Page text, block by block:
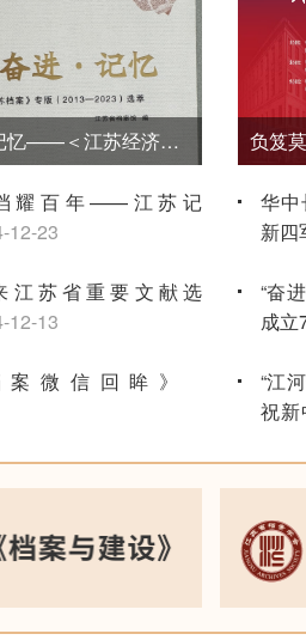
《嘱托·奋进·记忆——＜江苏经济报·江苏档案＞专版（2013—2023）选萃》
耀百年——江苏记
12-23
江苏省重要文献选
12-13
案微信回眸》
得南京出版社2022年
华
新四
“奋
成立
“江
祝
利